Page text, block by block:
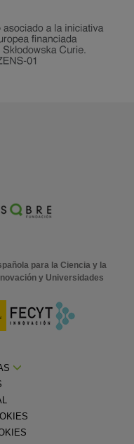
para la Ciencia y la
y Universidades